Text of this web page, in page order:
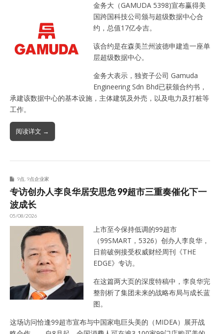
金务大（GAMUDA 5398)宣布赢得美
国跨国科技公司颁与超级数据中心合
约，总值17亿令吉。
该合约是在森美兰州波德申建造一座单
层超级数据中心。
金务大表示，独资子公司 Gamuda
Engineering Sdn Bhd已获颁合约书，
承建该数据中心的基本设施，主体建筑及外売，以及电力及打桩等
工作。
阅读详文 →
9点, 9点企业家
专访创办人李良华居安思危 99超市三重奏催化下一
波成长
05/08/2026
上市至今保持低调的99超市
（99SMART，5326）创办人李良华，
日前破例接受权威财经周刊《THE
EDGE》专访。
在这篇两大页的深度特稿中，李良华完
整剖析了集团未来的战略布局与成长蓝
图。
这场访问恰逢99超市宣布与中国家电巨头美的（MIDEA）展开战